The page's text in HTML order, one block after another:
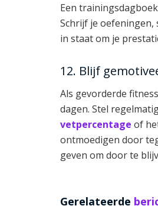
Een
Schrijf je
in staat om je
12. Blijf
Als gevorderde
dagen. Stel
vetpercentage of
ontmoedigen door
geven om door te
Gerelateerde